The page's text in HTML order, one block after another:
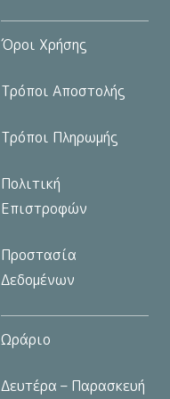
Όροι Χρήσης
Τρόποι Αποστολής
Τρόποι Πληρωμής
Πολιτική
Επιστροφών
Προστασία
Δεδομένων
Ωράριο
Δευτέρα – Παρασκευή